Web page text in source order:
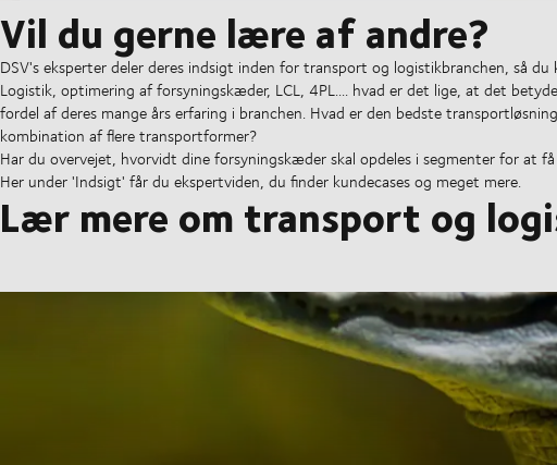
Vil du gerne lære af andre?
DSV's eksperter deler deres indsigt inden for transport og logistikbranchen, så du
Logistik, optimering af forsyningskæder, LCL, 4PL.... hvad er det lige, at det
fordel af deres mange års erfaring i branchen. Hvad er den bedste
kombination af flere transportformer?
Har du overvejet, hvorvidt dine forsyningskæder skal opdeles i segmenter for at
Her under 'Indsigt' får du ekspertviden, du finder kundecases og meget mere.
Lær mere om transport og